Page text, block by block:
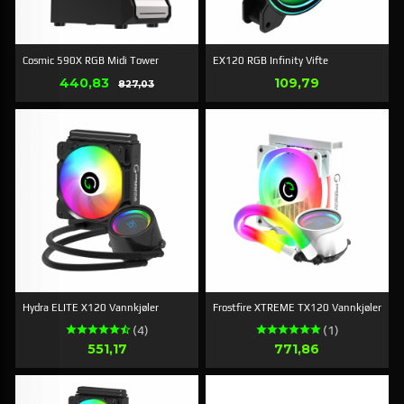
Cosmic 590X RGB Midi Tower
Tilbud
440,83 827,03Rabat
EX120 RGB Infinity Vifte
Pris
109,79
Hydra ELITE X120 Vannkjøler
(4)
Pris
551,17
Frostfire XTREME TX120 Vannkjøler
(1)
Pris
771,86